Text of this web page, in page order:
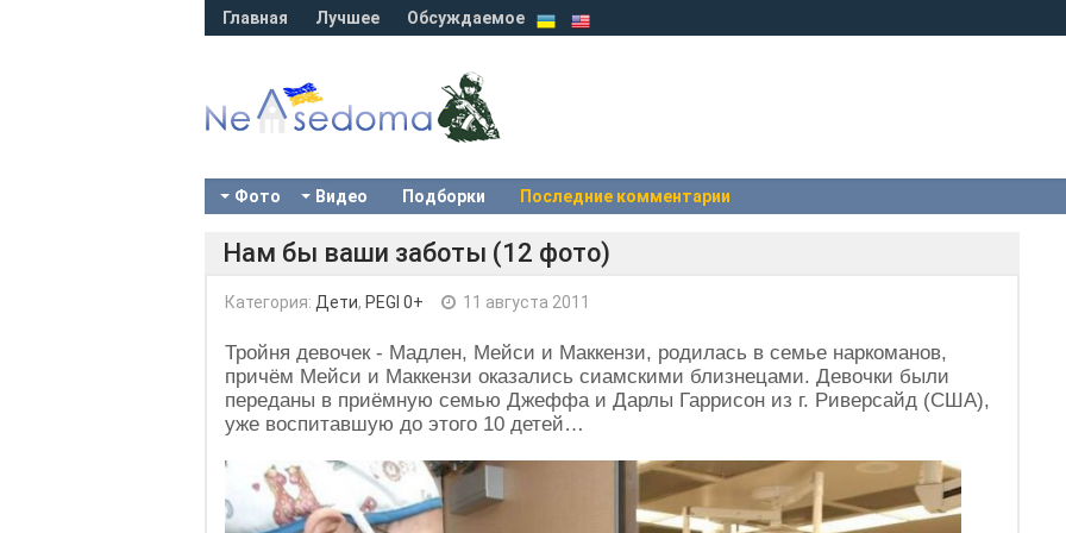
Главная Лучшее Обсуждаемое
Фото Видео Подборки Последние комментарии
Нам бы ваши заботы (12 фото)
Категория: Дети, PEGI 0+ 11 августа 2011
Тройня девочек - Мадлен, Мейси и Маккензи, родилась в семье наркоманов,
причём Мейси и Маккензи оказались сиамскими близнецами. Девочки были
переданы в приёмную семью Джеффа и Дарлы Гаррисон из г. Риверсайд (США),
уже воспитавшую до этого 10 детей…